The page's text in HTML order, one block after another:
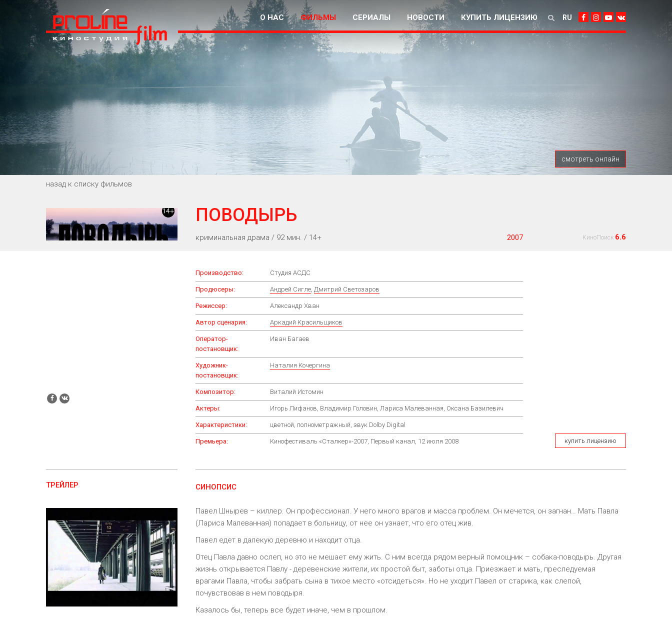
О НАС ФИЛЬМЫ СЕРИАЛЫ НОВОСТИ КУПИТЬ ЛИЦЕНЗИЮ RU
смотреть онлайн
назад к списку фильмов
ПОВОДЫРЬ
2007
криминальная драма / 92 мин. / 14+ КиноПоиск 6.6
Производство: Студия АСДС
Продюсеры: Андрей Сигле, Дмитрий Светозаров
Режиссер: Александр Хван
Автор сценария: Аркадий Красильщиков
Оператор-
постановщик:
Иван Багаев
Художник-
постановщик:
Наталия Кочергина
Композитор: Виталий Истомин
Актеры: Игорь Лифанов, Владимир Головин, Лариса Малеванная, Оксана Базилевич
Характеристики: цветной, полнометражный, звук Dolby Digital
Премьера: Кинофестиваль «Сталкер»-2007, Первый канал, 12 июля 2008 купить лицензию
ТРЕЙЛЕР СИНОПСИС
Павел Шнырев – киллер. Он профессионал. У него много врагов и масса проблем. Он мечется, он загнан… Мать Павла
(Лариса Малеванная) попадает в больницу, от нее он узнает, что его отец жив.
Павел едет в далекую деревню и находит отца.
Отец Павла давно ослеп, но это не мешает ему жить. С ним всегда рядом верный помощник – собака-поводырь. Другая
жизнь открывается Павлу - деревенские жители, их простой быт, заботы отца. Приезжает и мать, преследуемая
врагами Павла, чтобы забрать сына в тихое место «отсидеться». Но не уходит Павел от старика, как слепой,
почувствовав в нем поводыря.
Казалось бы, теперь все будет иначе, чем в прошлом.